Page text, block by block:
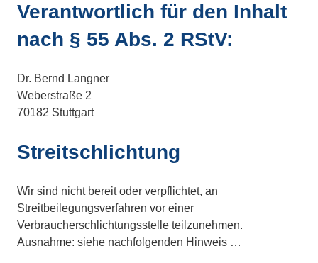
Verantwortlich für den Inhalt
nach § 55 Abs. 2 RStV:
Dr. Bernd Langner
Weberstraße 2
70182 Stuttgart
Streitschlichtung
Wir sind nicht bereit oder verpflichtet, an
Streitbeilegungsverfahren vor einer
Verbraucherschlichtungsstelle teilzunehmen.
Ausnahme: siehe nachfolgenden Hinweis …